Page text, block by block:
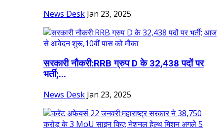
News Desk Jan 23, 2025
सरकारी नौकरी:RRB ग्रुप D के 32,438 पदों पर
भर्ती;...
News Desk Jan 23, 2025